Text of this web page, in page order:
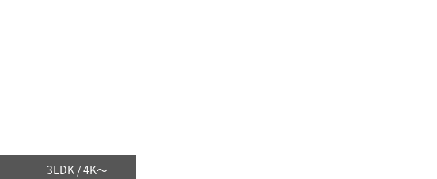
3LDK / 4K～